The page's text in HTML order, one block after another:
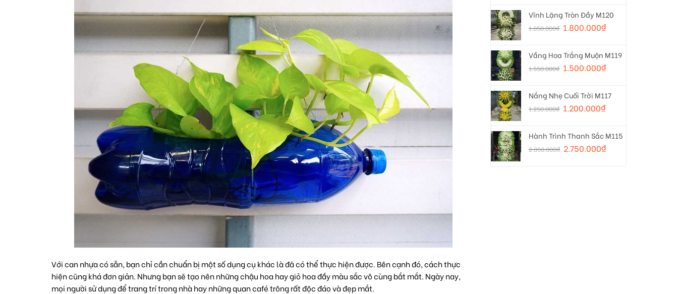
Với can nhựa có sẵn, bạn chỉ cần chuẩn bị một số dụng cụ khác là đã có thể thực hiện được. Bên cạnh đó, cách thực
hiện cũng khá đơn giản. Nhưng bạn sẽ tạo nên những chậu hoa hay giỏ hoa đầy màu sắc vô cùng bắt mắt. Ngày nay,
mọi người sử dụng để trang trí trong nhà hay những quan café trông rất độc đáo và đẹp mắt.
Vĩnh Lặng Tròn Đầy M120
1.850.000₫ 1.800.000₫
Vầng Hoa Trắng Muộn M119
1.550.000₫ 1.500.000₫
Nắng Nhẹ Cuối Trời M117
1.250.000₫ 1.200.000₫
Hành Trình Thanh Sắc M115
2.850.000₫ 2.750.000₫